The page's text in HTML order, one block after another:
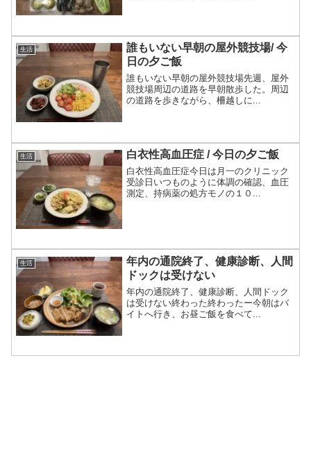
生活
誰もいない早朝の屋外競技場/ 今
日の夕ご飯
誰もいない早朝の屋外競技場先週、屋外
競技場周辺の道路を早朝散歩した。周辺
の道路を歩きながら、柵越しに...
生活 白衣性高血圧症 / 今日の夕ご飯
白衣性高血圧症今日は月一のクリニック
受診日いつものように体調の確認、血圧
測定、持病薬の処方モノの１０...
生活
年内の通院終了、健康診断、人間
ドックは受けない
年内の通院終了、健康診断、人間ドック
は受けない終わった終わったー今朝はバ
イトへ行き、お昼ご飯を食べて...